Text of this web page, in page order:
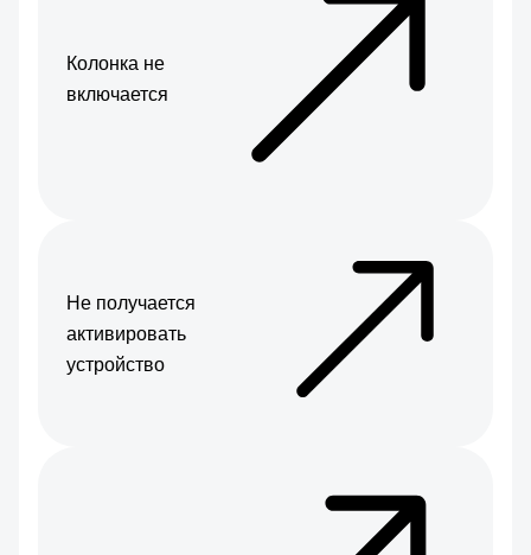
Колонка не
включается
Не получается
активировать
устройство